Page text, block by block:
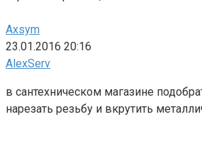
Axsym
23.01.2016 20:16
AlexServ
в сантехническом магазине
нарезать резьбу и вкрутить